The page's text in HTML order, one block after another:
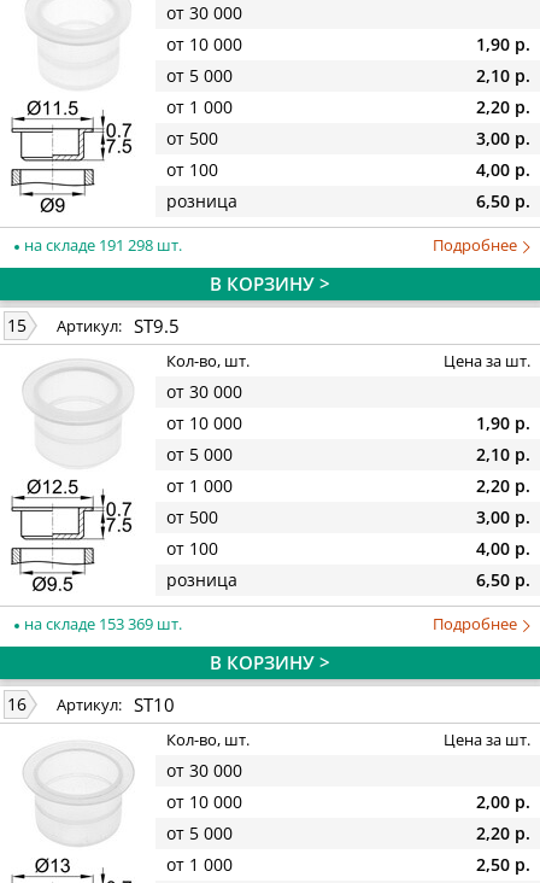
от 30 000
от 10 000
1,90 р.
от 5 000
2,10 р.
от 1 000
2,20 р.
от 500
3,00 р.
от 100
4,00 р.
розница
6,50 р.
на складе 191 298 шт. Подробнее
В КОРЗИНУ >
15 Артикул: ST9.5
Кол-во, шт. Цена за шт.
от 30 000
от 10 000
1,90 р.
от 5 000
2,10 р.
от 1 000
2,20 р.
от 500
3,00 р.
от 100
4,00 р.
розница
6,50 р.
на складе 153 369 шт. Подробнее
В КОРЗИНУ >
16 Артикул: ST10
Кол-во, шт. Цена за шт.
от 30 000
от 10 000
2,00 р.
от 5 000
2,20 р.
от 1 000
2,50 р.